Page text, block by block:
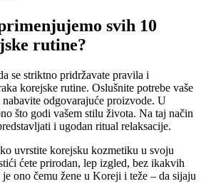
svih 10
rutine?
se striktno pridržavate pravila i
korejske rutine. Oslušnite potrebe vaše
odgovarajuće proizvode. U
što godi vašem stilu života. Na taj način
i ugodan ritual relaksacije.
uvrstite korejsku kozmetiku u svoju
ćete prirodan, lep izgled, bez ikakvih
ono čemu žene u Koreji i teže – da sijaju